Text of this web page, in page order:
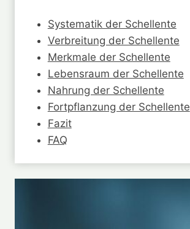
Systematik der Schellente
Verbreitung der Schellente
Merkmale der Schellente
Lebensraum der Schellente
Nahrung der Schellente
Fortpflanzung der Schellente
Fazit
FAQ